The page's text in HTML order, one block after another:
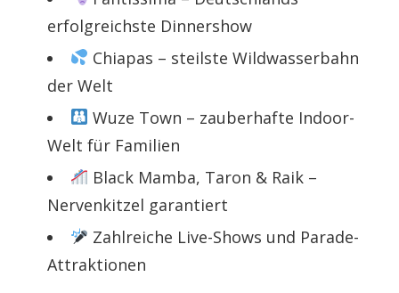
erfolgreichste Dinnershow
Chiapas – steilste Wildwasserbahn
der Welt
Wuze Town – zauberhafte Indoor-
Welt für Familien
Black Mamba, Taron & Raik –
Nervenkitzel garantiert
Zahlreiche Live-Shows und Parade-
Attraktionen